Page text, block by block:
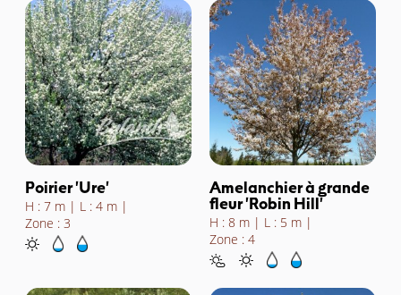
Poirier 'Ure'
H : 7 m
L : 4 m
Zone : 3
Amelanchier à grande
fleur 'Robin Hill'
H : 8 m
L : 5 m
Zone : 4